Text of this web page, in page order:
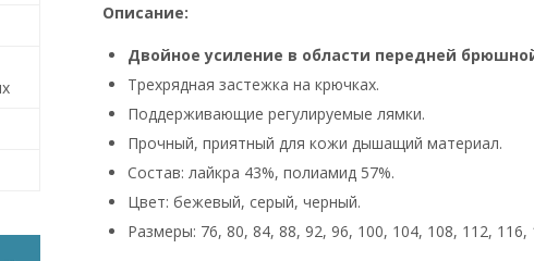
Описание:
Двойное усиление в области передней
Трехрядная застежка на крючках.
Поддерживающие регулируемые лямки.
Прочный, приятный для кожи дышащий материал.
Состав: лайкра 43%, полиамид 57%.
Цвет: бежевый, серый, черный.
Размеры: 76, 80, 84, 88, 92, 96, 100, 104, 108, 112, 116,